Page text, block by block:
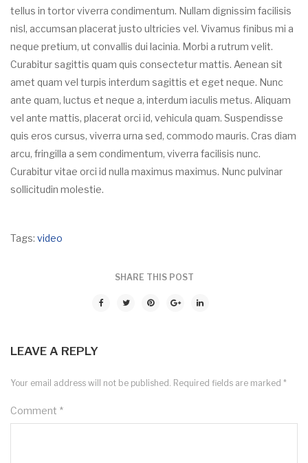
tellus in tortor viverra condimentum. Nullam dignissim facilisis
nisl, accumsan placerat justo ultricies vel. Vivamus finibus mi a
neque pretium, ut convallis dui lacinia. Morbi a rutrum velit.
Curabitur sagittis quam quis consectetur mattis. Aenean sit
amet quam vel turpis interdum sagittis et eget neque. Nunc
ante quam, luctus et neque a, interdum iaculis metus. Aliquam
vel ante mattis, placerat orci id, vehicula quam. Suspendisse
quis eros cursus, viverra urna sed, commodo mauris. Cras diam
arcu, fringilla a sem condimentum, viverra facilisis nunc.
Curabitur vitae orci id nulla maximus maximus. Nunc pulvinar
sollicitudin molestie.
Tags: video
SHARE THIS POST
LEAVE A REPLY
Your email address will not be published. Required fields are marked *
Comment *